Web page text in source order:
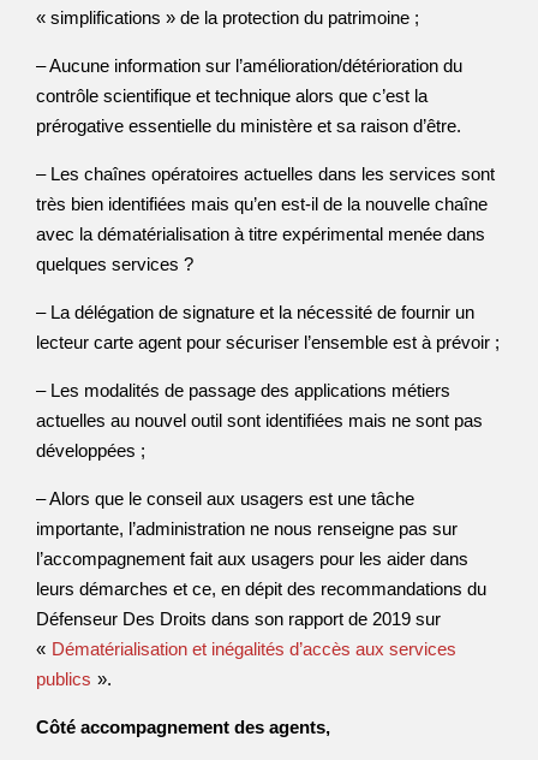
« simplifications » de la protection du patrimoine ;
– Aucune information sur l’amélioration/détérioration du
contrôle scientifique et technique alors que c’est la
prérogative essentielle du ministère et sa raison d’être.
– Les chaînes opératoires actuelles dans les services sont
très bien identifiées mais qu’en est-il de la nouvelle chaîne
avec la dématérialisation à titre expérimental menée dans
quelques services ?
– La délégation de signature et la nécessité de fournir un
lecteur carte agent pour sécuriser l’ensemble est à prévoir ;
– Les modalités de passage des applications métiers
actuelles au nouvel outil sont identifiées mais ne sont pas
développées ;
– Alors que le conseil aux usagers est une tâche
importante, l’administration ne nous renseigne pas sur
l’accompagnement fait aux usagers pour les aider dans
leurs démarches et ce, en dépit des recommandations du
Défenseur Des Droits dans son rapport de 2019 sur
« Dématérialisation et inégalités d’accès aux services
publics ».
Côté accompagnement des agents,